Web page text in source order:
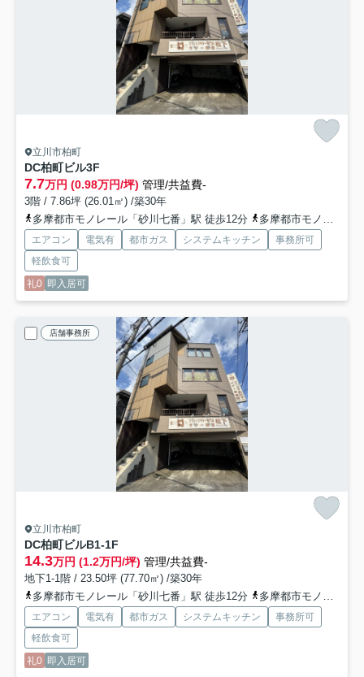
立川市柏町
DC柏町ビル3F
7.7万円 (0.98万円/坪) 管理/共益費-
3階 / 7.86坪 (26.01㎡) /築30年
多摩都市モノレール「砂川七番」駅 徒歩12分
多摩都市モノレール「泉体育館」駅 徒歩12分
エアコン 電気有 都市ガス システムキッチン
事務所可
軽飲食可
礼0 即入居可
店舗事務所
立川市柏町
DC柏町ビルB1-1F
14.3万円 (1.2万円/坪) 管理/共益費-
地下1-1階 / 23.50坪 (77.70㎡) /築30年
多摩都市モノレール「砂川七番」駅 徒歩12分
多摩都市モノレール「泉体育館」駅 徒歩12分
エアコン 電気有 都市ガス システムキッチン
事務所可
軽飲食可
礼0 即入居可